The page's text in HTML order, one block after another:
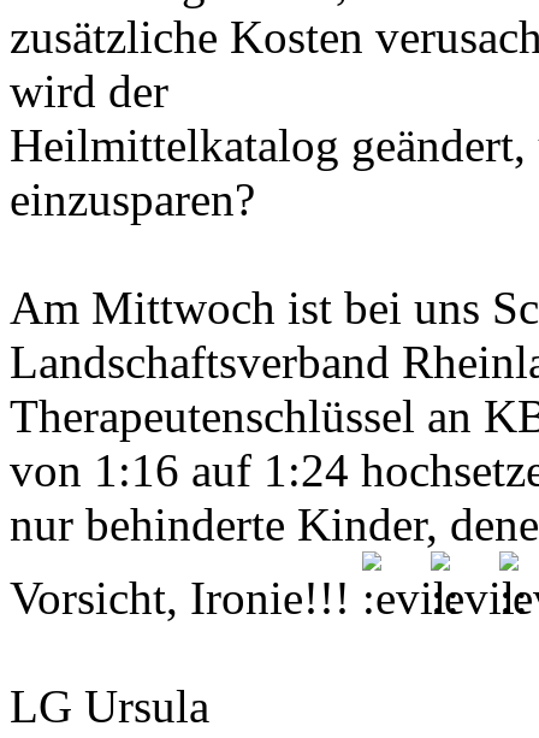
zusätzliche Kosten
wird der
Heilmittelkatalog
einzusparen?
Am Mittwoch ist bei uns
Landschaftsverband
Therapeutenschlüssel an
von 1:16 auf 1:24
nur behinderte Kinder,
Vorsicht, Ironie!!!
LG Ursula